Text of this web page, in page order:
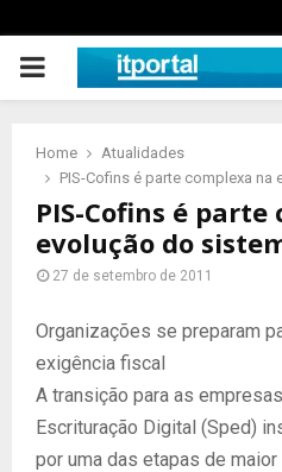
PRIMARY
Home
Atualidades
PIS-Cofins é parte complexa
PIS-Cofins é
evolução do
27 de setembro de 2011
Organizações se preparam
exigência fiscal
A transição para as
Escrituração Digital (Sped)
por uma das etapas de